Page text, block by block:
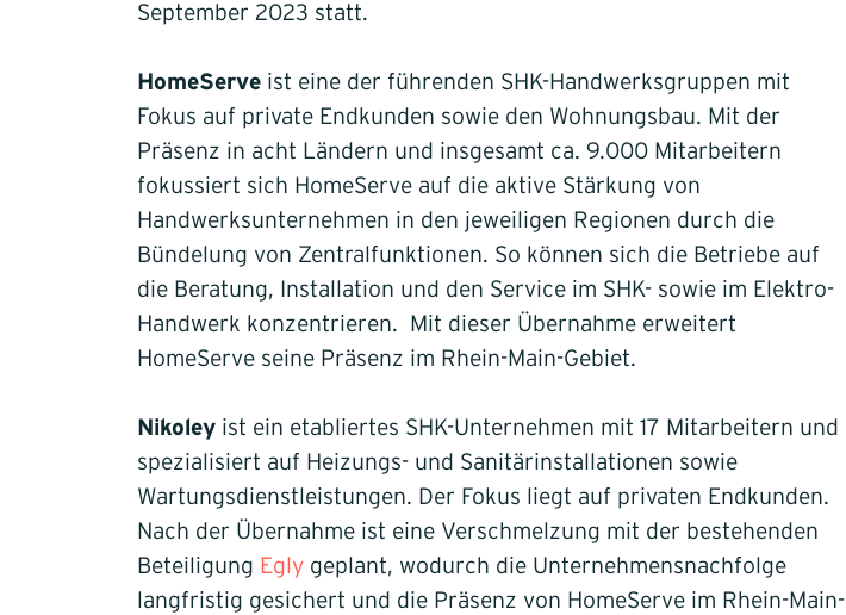
September 2023 statt.
HomeServe ist eine der führenden SHK-Handwerksgruppen mit
Fokus auf private Endkunden sowie den Wohnungsbau. Mit der
Präsenz in acht Ländern und insgesamt ca. 9.000 Mitarbeitern
fokussiert sich HomeServe auf die aktive Stärkung von
Handwerksunternehmen in den jeweiligen Regionen durch die
Bündelung von Zentralfunktionen. So können sich die Betriebe auf
die Beratung, Installation und den Service im SHK- sowie im Elektro-
Handwerk konzentrieren. Mit dieser Übernahme erweitert
HomeServe seine Präsenz im Rhein-Main-Gebiet.
Nikoley ist ein etabliertes SHK-Unternehmen mit 17 Mitarbeitern und
spezialisiert auf Heizungs- und Sanitärinstallationen sowie
Wartungsdienstleistungen. Der Fokus liegt auf privaten Endkunden.
Nach der Übernahme ist eine Verschmelzung mit der bestehenden
Beteiligung Egly geplant, wodurch die Unternehmensnachfolge
langfristig gesichert und die Präsenz von HomeServe im Rhein-Main-